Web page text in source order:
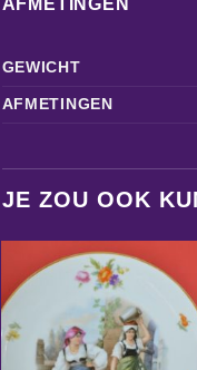
AFMETINGEN
GEWICHT
AFMETINGEN
JE ZOU OOK